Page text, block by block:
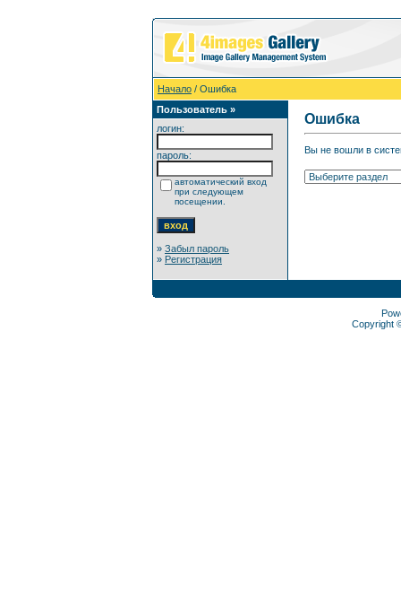
Начало / Ошибка
Пользователь »
логин:
пароль:
автоматический вход
при следующем
посещении.
» Забыл пароль
» Регистрация
Ошибка
Вы не вошли в
Copyright